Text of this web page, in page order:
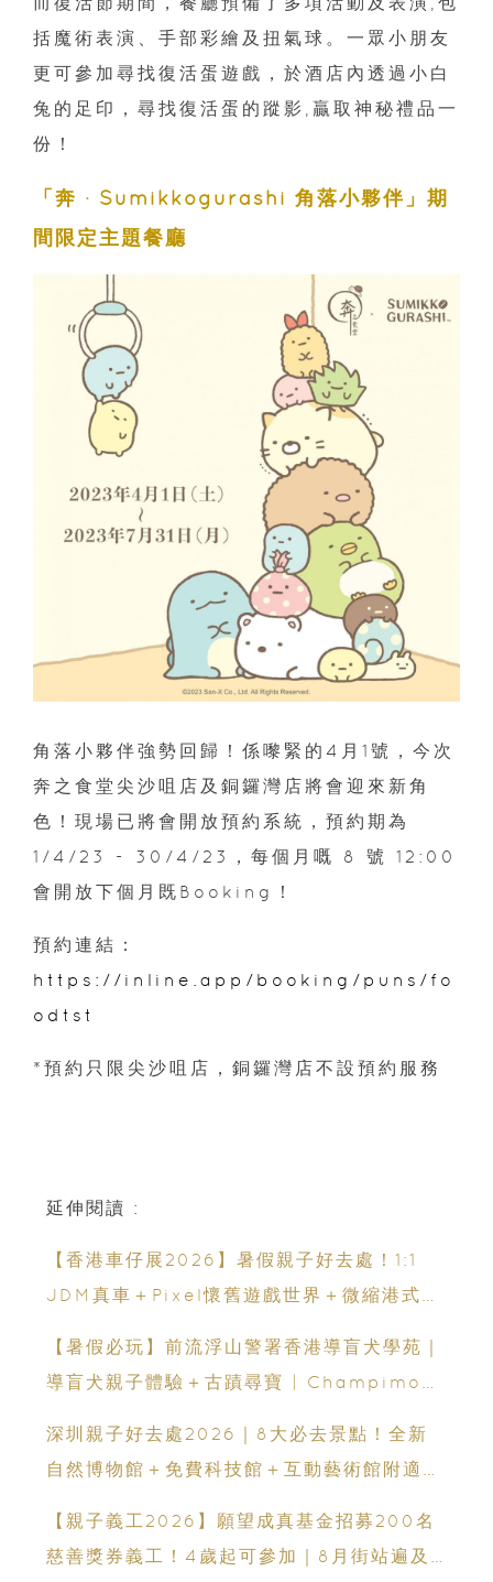
括魔術表演、手部彩繪及扭氣球。一眾小朋友
更可參加尋找復活蛋遊戲，於酒店內透過小白
兔的足印，尋找復活蛋的蹤影,贏取神秘禮品一
份！
「奔 · Sumikkogurashi 角落小夥伴」期
間限定主題餐廳
角落小夥伴強勢回歸！係嚟緊的4月1號，今次
奔之食堂尖沙咀店及銅鑼灣店將會迎來新角
色！現場已將會開放預約系統，預約期為
1/4/23 - 30/4/23，每個月嘅 8 號 12:00
會開放下個月既Booking！
預約連結：
https://inline.app/booking/puns/fo
odtst
*預約只限尖沙咀店，銅鑼灣店不設預約服務
延伸閱讀 :
【香港車仔展2026】暑假親子好去處！1:1
JDM真車＋Pixel懷舊遊戲世界＋微縮港式街
【暑假必玩】前流浮山警署香港導盲犬學苑｜
導盲犬親子體驗＋古蹟尋寶 | Champimom
深圳親子好去處2026｜8大必去景點！全新
自然博物館＋免費科技館＋互動藝術館附適合
【親子義工2026】願望成真基金招募200名
慈善獎券義工！4歲起可參加｜8月街站遍及